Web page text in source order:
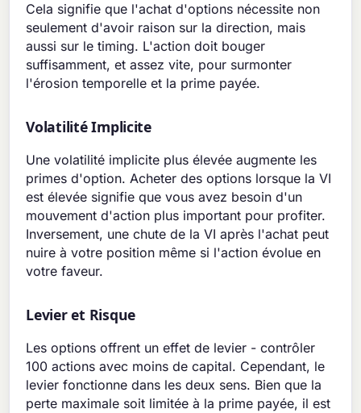
Cela signifie que l'achat d'options nécessite non
seulement d'avoir raison sur la direction, mais
aussi sur le timing. L'action doit bouger
suffisamment, et assez vite, pour surmonter
l'érosion temporelle et la prime payée.
Volatilité Implicite
Une volatilité implicite plus élevée augmente les
primes d'option. Acheter des options lorsque la VI
est élevée signifie que vous avez besoin d'un
mouvement d'action plus important pour profiter.
Inversement, une chute de la VI après l'achat peut
nuire à votre position même si l'action évolue en
votre faveur.
Levier et Risque
Les options offrent un effet de levier - contrôler
100 actions avec moins de capital. Cependant, le
levier fonctionne dans les deux sens. Bien que la
perte maximale soit limitée à la prime payée, il est